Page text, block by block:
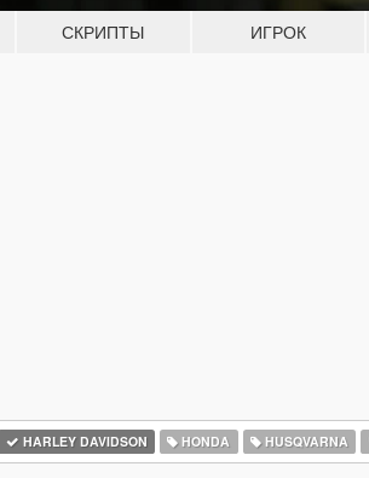
СКРИПТЫ ИГРОК
HARLEY DAVIDSON HONDA HUSQVARNA